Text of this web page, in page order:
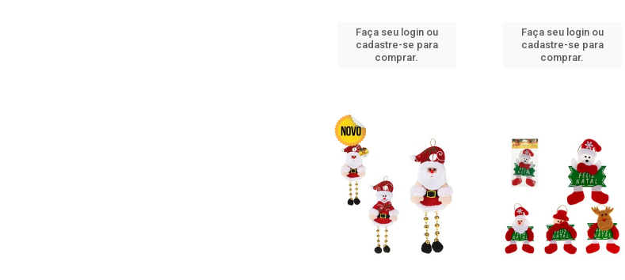
Faça seu login ou
cadastre-se para
comprar.
Faça seu login ou
cadastre-se para
comprar.